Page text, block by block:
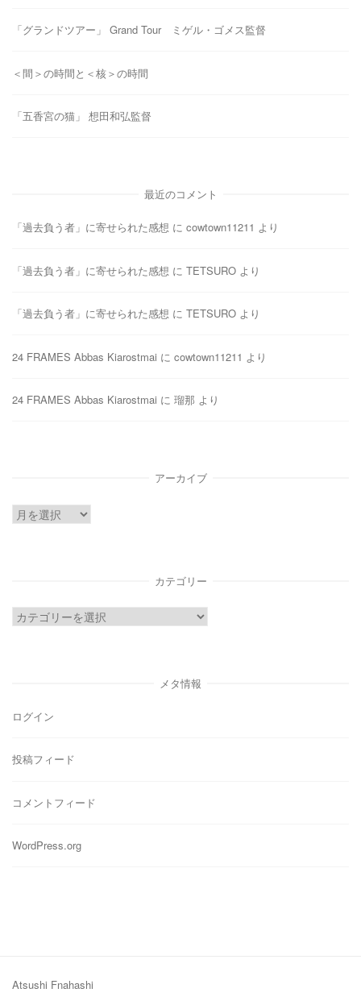
「グランドツアー」 Grand Tour ミゲル・ゴメス監督
＜間＞の時間と＜核＞の時間
「五香宮の猫」 想田和弘監督
最近のコメント
「過去負う者」に寄せられた感想 に cowtown11211 より
「過去負う者」に寄せられた感想 に TETSURO より
「過去負う者」に寄せられた感想 に TETSURO より
24 FRAMES Abbas Kiarostmai に cowtown11211 より
24 FRAMES Abbas Kiarostmai に 瑠那 より
アーカイブ
ア
カテゴリー
カ
メタ情報
ログイン
投稿フィード
コメントフィード
WordPress.org
Atsushi Fnahashi